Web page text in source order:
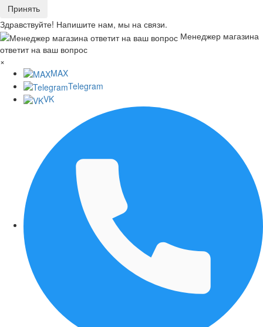
Принять
Здравствуйте! Напишите нам, мы на связи.
Менеджер магазина
ответит на ваш вопрос
×
MAX
Telegram
VK